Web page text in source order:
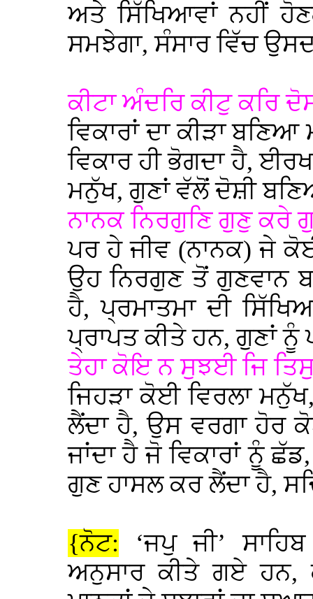
ਅਤੇ ਸਿੱਖਿਆਵਾਂ ਨਹੀਂ
ਸਮਝੇਗਾ, ਸੰਸਾਰ ਵਿੱਚ
ਕੀਟਾ ਅੰਦਰਿ ਕੀਟੁ ਕਰਿ
ਵਿਕਾਰਾਂ ਦਾ ਕੀੜਾ
ਵਿਕਾਰ ਹੀ ਭੋਗਦਾ ਹੈ,
ਮਨੁੱਖ, ਗੁਣਾਂ ਵੱਲੋਂ ਦੋਸ਼ੀ
ਨਾਨਕ ਨਿਰਗੁਣਿ ਗੁਣੁ ਕਰੇ
ਪਰ ਹੇ ਜੀਵ (ਨਾਨਕ) ਜੇ
ਉਹ ਨਿਰਗੁਣ ਤੋਂ ਗੁਣਵਾਨ
ਹੈ, ਪ੍ਰਮਾਤਮਾ ਦੀ
ਪ੍ਰਾਪਤ ਕੀਤੇ ਹਨ, ਗੁਣਾਂ
ਤੇਹਾ ਕੋਇ ਨ ਸੁਝਈ ਜਿ
ਜਿਹੜਾ ਕੋਈ ਵਿਰਲਾ
ਲੈਂਦਾ ਹੈ, ਉਸ ਵਰਗਾ ਹੋਰ
ਜਾਂਦਾ ਹੈ ਜੋ ਵਿਕਾਰਾਂ ਨੂੰ
ਗੁਣ ਹਾਸਲ ਕਰ ਲੈਂਦਾ ਹੈ,
{ਨੋਟ: ‘ਜਪੁ ਜੀ’
ਅਨੁਸਾਰ ਕੀਤੇ ਗਏ ਹਨ,